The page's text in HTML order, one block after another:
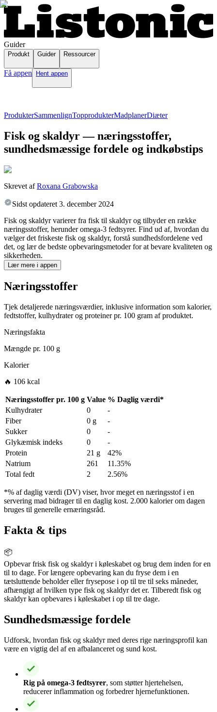
Guider
Produkt Guider Ressourcer
Få appen Hent appen
ProdukterSammenlignTopprodukterMadplanerDiæter
Fisk og skaldyr — næringsstoffer,
sundhedsmæssige fordele og indkøbstips
Skrevet af Roxana Grabowska
Sidst opdateret 3. december 2024
Fisk og skaldyr varierer fra fisk til skaldyr og tilbyder en række
næringsstoffer, herunder omega-3 fedtsyrer. Find ud af, hvordan du
vælger det friskeste fisk og skaldyr, forstå sundhedsfordelene ved
det, og lær de bedste opbevaringsmetoder for at bevare kvaliteten og
sikkerheden.
Lær mere i appen
Næringsstoffer
Tjek detaljerede næringsværdier, inklusive information som kalorier,
fedtstoffer, kulhydrater og proteiner pr. 100 gram af produktet.
Næringsfakta
Mængde pr. 100 g
Kalorier
🔥 106 kcal
Næringsstoffer pr. 100 g Value % Daglig værdi*
Kulhydrater
0
-
Fiber
0 g
-
Sukker
0
-
Glykæmisk indeks
0
-
Protein
21 g
42%
Natrium
261
11.35%
Total fedt
2 2.56%
*% af daglig værdi (DV) viser, hvor meget en næringsstof i en
servering mad bidrager til en daglig kost. 2.000 kalorier om dagen
bruges til generelle ernæringsråd.
Fakta & tips
📦
Opbevar frisk fisk og skaldyr i køleskabet og brug dem inden for en
til to dage. For længere opbevaring kan du fryse dem i en
tætsluttende beholder eller frysepose i op til tre til seks måneder,
afhængigt af hvilken type fisk og skaldyr det er. Tilberedt fisk og
skaldyr kan opbevares i køleskabet i op til tre dage.
Sundhedsmæssige fordele
Udforsk, hvordan fisk og skaldyr med deres rige næringsprofil kan
være en vigtig del af en afbalanceret og sund kost.
Rig på omega-3 fedtsyrer, som støtter hjertehelsen,
reducerer inflammation og forbedrer hjernefunktionen.